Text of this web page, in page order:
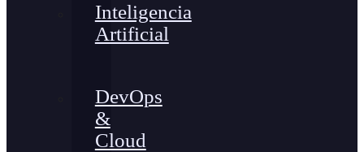
Inteligencia
Artificial
DevOps
&
Cloud